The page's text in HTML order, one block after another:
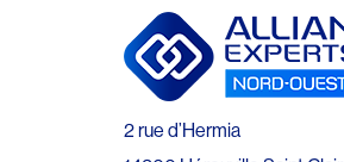
2 rue d’Hermia